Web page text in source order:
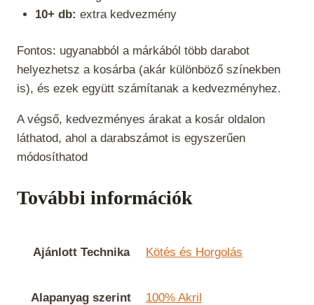
10+ db: extra kedvezmény
Fontos: ugyanabból a márkából több darabot
helyezhetsz a kosárba (akár különböző színekben
is), és ezek együtt számítanak a kedvezményhez.
A végső, kedvezményes árakat a kosár oldalon
láthatod, ahol a darabszámot is egyszerűen
módosíthatod
További információk
Ajánlott Technika Kötés és Horgolás
Alapanyag szerint 100% Akril